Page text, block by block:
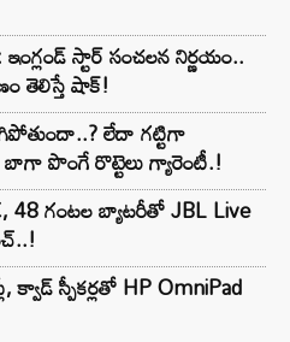
స్టార్ సంచలన నిర్ణయం..
తెలిస్తే షాక్!
లేదా గట్టిగా
బాగా పొంగే రొట్టెలు గ్యారెంటీ.!
48 గంటల బ్యాటరీతో JBL Live
క్వాడ్ స్పీకర్లతో HP OmniPad